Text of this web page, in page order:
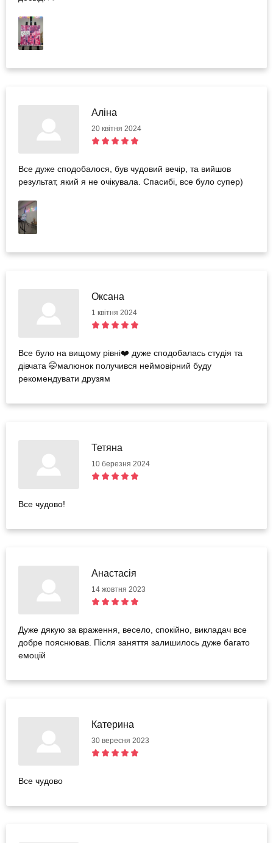
Аліна
20 квітня 2024
Все дуже сподобалося, був чудовий вечір, та вийшов
результат, який я не очікувала. Спасибі, все було супер)
Оксана
1 квітня 2024
Все було на вищому рівні❤️ дуже сподобалась студія та
дівчата 🤭малюнок получився неймовірний буду
рекомендувати друзям
Тетяна
10 березня 2024
Все чудово!
Анастасія
14 жовтня 2023
Дуже дякую за враження, весело, спокійно, викладач все
добре пояснював. Після заняття залишилось дуже багато
емоцій
Катерина
30 вересня 2023
Все чудово